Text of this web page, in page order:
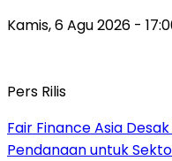
Kamis, 6 Agu 2026 -
Pers Rilis
Fair Finance Asia
Pendanaan untuk